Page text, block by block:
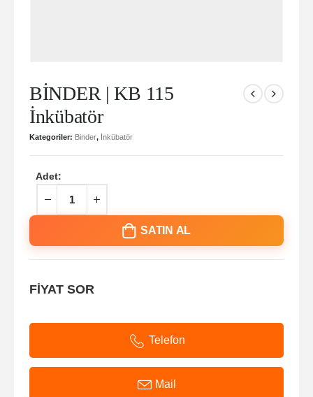
BİNDER | KB 115
İnkübatör
Kategoriler: Binder, İnkübatör
Adet:
SATIN AL
FİYAT SOR
Telefon
Mail